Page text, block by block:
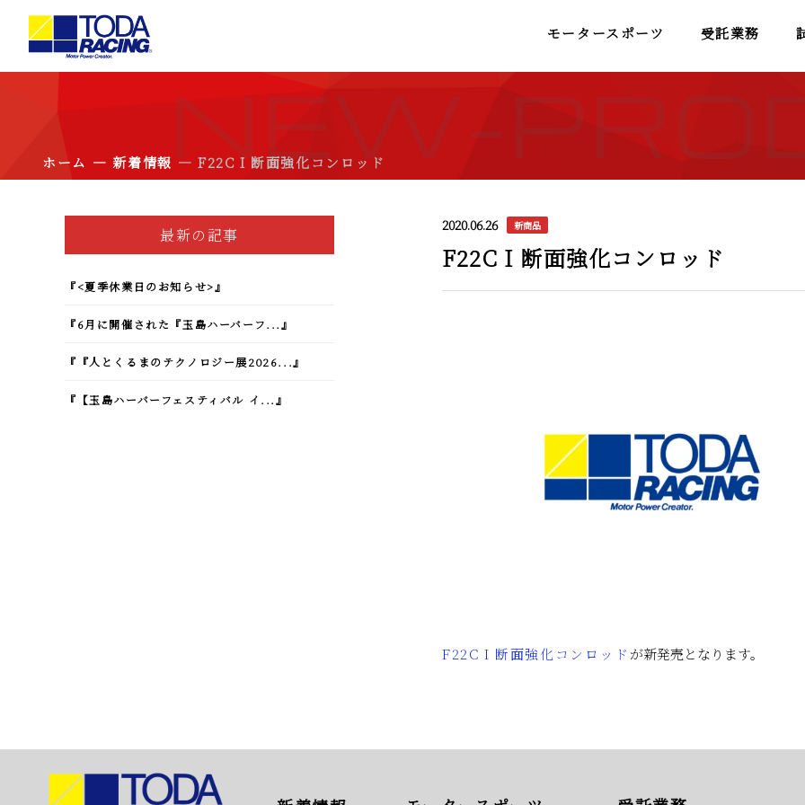
モータースポーツ 受託業務
NEW-
ホーム ― 新着情報 ― F22C I 断面強化コンロッド
最新の記事
『<夏季休業日のお知らせ>』
『6月に開催された『玉島ハーバーフ...』
『『人とくるまのテクノロジー展2026...』
『【玉島ハーバーフェスティバル イ...』
2020.06.26 新商品
F22C I 断面強化コンロッド
F22C I 断面強化コンロッド が新発売となります。